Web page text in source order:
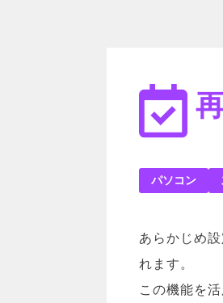
パソコン
あらかじめ
れます。
この機能を